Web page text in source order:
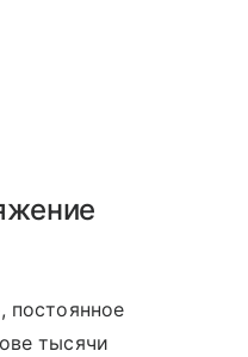
постоянное
тысячи